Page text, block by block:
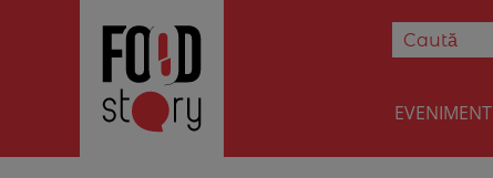
EVENIMENT